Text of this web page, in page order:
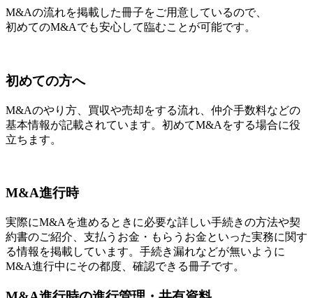
M&Aの流れを掲載した冊子をご用意しているので、
初めてのM&Aでも安心して臨むことが可能です。
初めての方へ
M&Aのやり方、買収や売却をする流れ、仲介手数料などの
基本情報が記載されています。初めてM&Aをする場合に役
立ちます。
M&A進行時
実際にM&Aを進めるときに必要な詳しい手続きの方法や契
約書のご紹介、支払うお金・もらうお金といった実務に関す
る情報を掲載しています。手続き漏れなどが無いように
M&A進行中にその都度、確認できる冊子です。